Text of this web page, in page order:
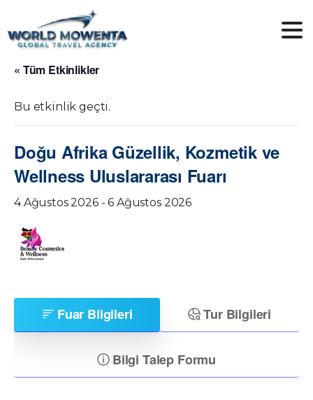
« Tüm Etkinlikler
Bu etkinlik geçti.
Doğu Afrika Güzellik, Kozmetik ve
Wellness Uluslararası Fuarı
4 Ağustos 2026-6 Ağustos 2026
Fuar Bilgileri Tur Bilgileri
Bilgi Talep Formu